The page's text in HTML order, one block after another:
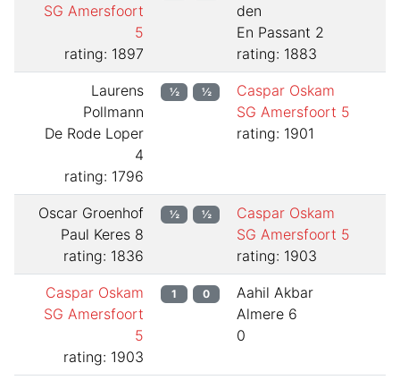
SG Amersfoort
5
rating: 1897
den
En Passant 2
rating: 1883
Laurens
Pollmann
De Rode Loper
4
rating: 1796
½ ½
Caspar Oskam
SG Amersfoort 5
rating: 1901
Oscar Groenhof
Paul Keres 8
rating: 1836
½ ½
Caspar Oskam
SG Amersfoort 5
rating: 1903
Caspar Oskam
SG Amersfoort
5
rating: 1903
1 0
Aahil Akbar
Almere 6
0